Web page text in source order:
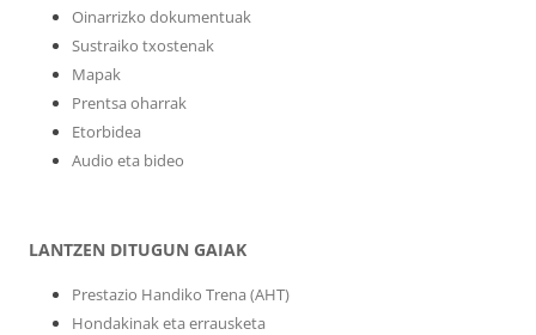
Oinarrizko dokumentuak
Sustraiko txostenak
Mapak
Prentsa oharrak
Etorbidea
Audio eta bideo
LANTZEN DITUGUN GAIAK
Prestazio Handiko Trena (AHT)
Hondakinak eta errausketa